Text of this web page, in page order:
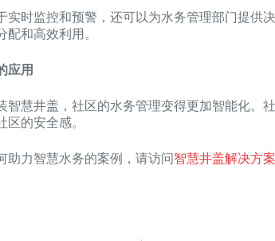
实时监控和预警，还可以为水务管理部门提供
和高效利用。
应用
智慧井盖，社区的水务管理变得更加智能化
区的安全感。
助力智慧水务的案例，请访问智慧井盖解决方案